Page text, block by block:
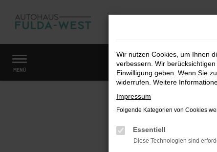
Zum
Hauptinhalt
MENÜ
Startseite Fahrzeugmarkt
Wir nutzen Cookies, um Ihnen
verbessern. Wir
Einwilligung geben. Wenn Sie
widerrufen. Weitere
Impressum
Folgende Kategorien von Cookies
Essentiell
Diese Technologien sind